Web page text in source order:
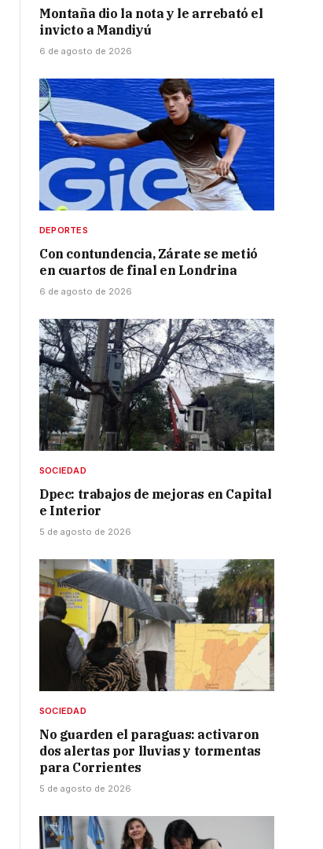
Montaña dio la nota y le arrebató el
invicto a Mandiyú
6 de agosto de 2026
DEPORTES
Con contundencia, Zárate se metió
en cuartos de final en Londrina
6 de agosto de 2026
SOCIEDAD
Dpec: trabajos de mejoras en Capital
e Interior
5 de agosto de 2026
SOCIEDAD
No guarden el paraguas: activaron
dos alertas por lluvias y tormentas
para Corrientes
5 de agosto de 2026